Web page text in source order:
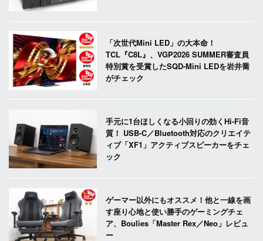
「次世代Mini LED」の大本命！
TCL『C8L』、VGP2026 SUMMER審査員
特別賞を受賞したSQD-Mini LEDを岩井喬
がチェック
手元に1台ほしくなる小回りの効くHi-Fi音
質！ USB-C／Bluetooth対応のクリエイテ
ィブ「XF1」アクティブスピーカーをチェ
ック
ゲーマー以外にもオススメ！他と一線を画
す座り心地と使い勝手のゲーミングチェ
ア、Boulies「Master Rex／Neo」レビュ
ー